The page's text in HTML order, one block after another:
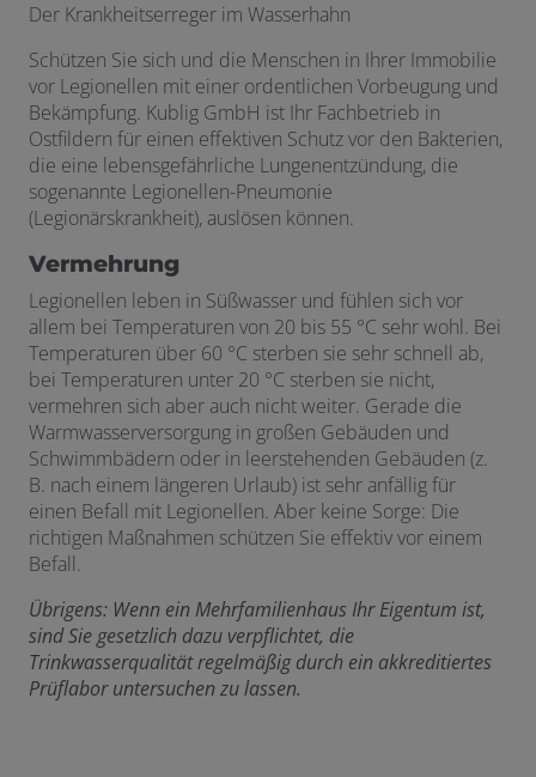
Der Krankheitserreger im Wasserhahn
Schützen Sie sich und die Menschen in Ihrer Immobilie
vor Legionellen mit einer ordentlichen Vorbeugung und
Bekämpfung. Kublig GmbH ist Ihr Fachbetrieb in
Ostfildern für einen effektiven Schutz vor den Bakterien,
die eine lebensgefährliche Lungenentzündung, die
sogenannte Legionellen-Pneumonie
(Legionärskrankheit), auslösen können.
Vermehrung
Legionellen leben in Süßwasser und fühlen sich vor
allem bei Temperaturen von 20 bis 55 °C sehr wohl. Bei
Temperaturen über 60 °C sterben sie sehr schnell ab,
bei Temperaturen unter 20 °C sterben sie nicht,
vermehren sich aber auch nicht weiter. Gerade die
Warmwasserversorgung in großen Gebäuden und
Schwimmbädern oder in leerstehenden Gebäuden (z.
B. nach einem längeren Urlaub) ist sehr anfällig für
einen Befall mit Legionellen. Aber keine Sorge: Die
richtigen Maßnahmen schützen Sie effektiv vor einem
Befall.
Übrigens: Wenn ein Mehrfamilienhaus Ihr Eigentum ist,
sind Sie gesetzlich dazu verpflichtet, die
Trinkwasserqualität regelmäßig durch ein akkreditiertes
Prüflabor untersuchen zu lassen.